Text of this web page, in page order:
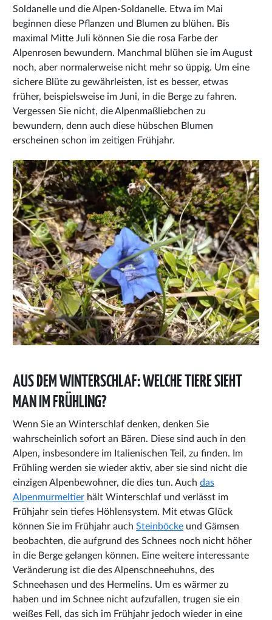
Soldanelle und die Alpen-Soldanelle. Etwa im Mai
beginnen diese Pflanzen und Blumen zu blühen. Bis
maximal Mitte Juli können Sie die rosa Farbe der
Alpenrosen bewundern. Manchmal blühen sie im August
noch, aber normalerweise nicht mehr so üppig. Um eine
sichere Blüte zu gewährleisten, ist es besser, etwas
früher, beispielsweise im Juni, in die Berge zu fahren.
Vergessen Sie nicht, die Alpenmaßliebchen zu
bewundern, denn auch diese hübschen Blumen
erscheinen schon im zeitigen Frühjahr.
AUS DEM WINTERSCHLAF: WELCHE TIERE SIEHT
MAN IM FRÜHLING?
Wenn Sie an Winterschlaf denken, denken Sie
wahrscheinlich sofort an Bären. Diese sind auch in den
Alpen, insbesondere im Italienischen Teil, zu finden. Im
Frühling werden sie wieder aktiv, aber sie sind nicht die
einzigen Alpenbewohner, die dies tun. Auch das
Alpenmurmeltier hält Winterschlaf und verlässt im
Frühjahr sein tiefes Höhlensystem. Mit etwas Glück
können Sie im Frühjahr auch Steinböcke und Gämsen
beobachten, die aufgrund des Schnees noch nicht höher
in die Berge gelangen können. Eine weitere interessante
Veränderung ist die des Alpenschneehuhns, des
Schneehasen und des Hermelins. Um es wärmer zu
haben und im Schnee nicht aufzufallen, trugen sie ein
weißes Fell, das sich im Frühjahr jedoch wieder in eine